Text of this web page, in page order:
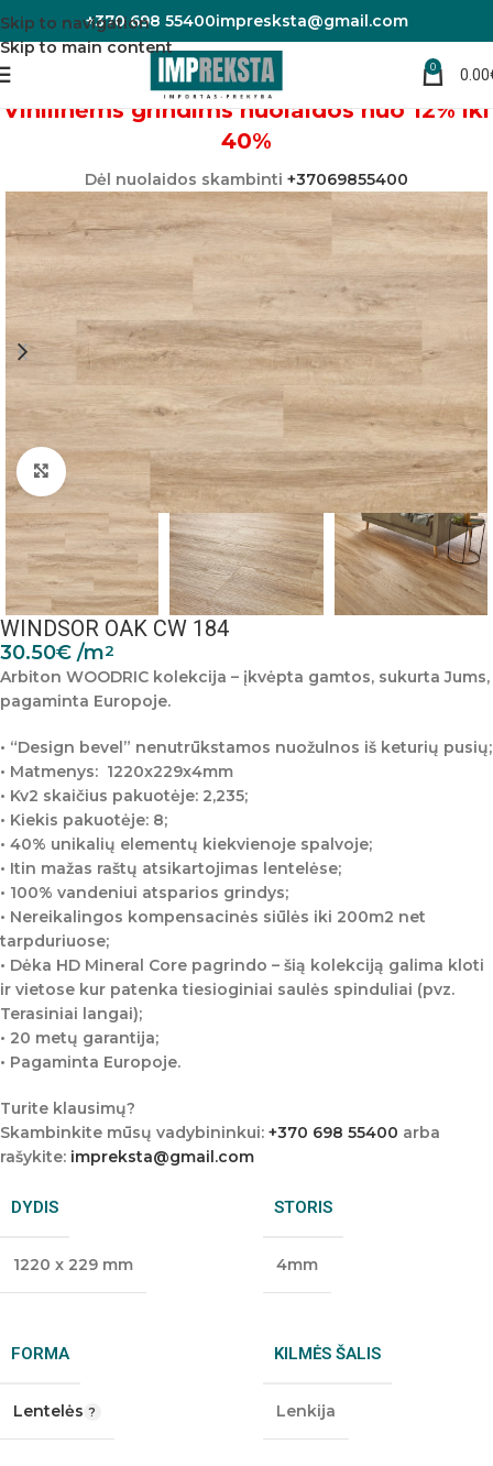
Skip to navigation
Skip to main content
+370 698 55400impresksta@gmail.com
0 0.00
Pradžia Vinilinės grindys
Vinilinėms grindims nuolaidos nuo 12% iki
40%
Dėl nuolaidos skambinti +37069855400
Padidinti nuotrauką
WINDSOR OAK CW 184
30.50€ /m2
Arbiton WOODRIC kolekcija – įkvėpta gamtos, sukurta Jums,
pagaminta Europoje.
• “Design bevel” nenutrūkstamos nuožulnos iš keturių pusių;
• Matmenys: 1220x229x4mm
• Kv2 skaičius pakuotėje: 2,235;
• Kiekis pakuotėje: 8;
• 40% unikalių elementų kiekvienoje spalvoje;
• Itin mažas raštų atsikartojimas lentelėse;
• 100% vandeniui atsparios grindys;
• Nereikalingos kompensacinės siūlės iki 200m2 net
tarpduriuose;
• Dėka HD Mineral Core pagrindo – šią kolekciją galima kloti
ir vietose kur patenka tiesioginiai saulės spinduliai (pvz.
Terasiniai langai);
• 20 metų garantija;
• Pagaminta Europoje.
Turite klausimų?
Skambinkite mūsų vadybininkui: +370 698 55400 arba
rašykite: impreksta@gmail.com
DYDIS
1220 x 229 mm
STORIS
4mm
FORMA
Lentelės
KILMĖS ŠALIS
Lenkija